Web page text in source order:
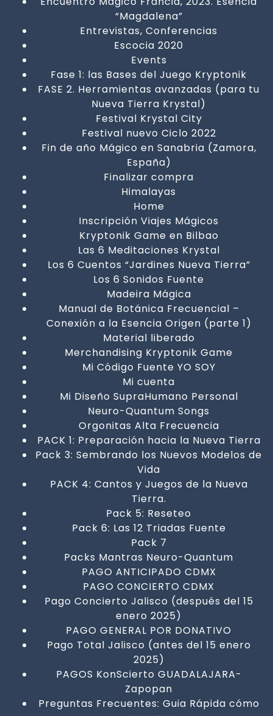
“Magdalena”
Entrevistas, Conferencias
Escocia 2020
Events
Fase 1: las Bases del Juego Kryptonik
FASE 2. Herramientas avanzadas (para tu
Nueva Tierra Krystal)
Festival Krystal City
Festival nuevo Ciclo 2022
Fin de año Mágico en Sanabria (Zamora,
España)
Finalizar compra
Himalayas
Home
Inscripción Viajes Mágicos
Kryptonik Game en Bilbao
Las 6 Meditaciones Krystal
Los 6 Cuentos “Jardines Nueva Tierra”
Los 6 Sonidos Fuente
Madeira Mágica
Manual de Botánica Frecuencial –
Conexión a la Esencia Origen (parte 1)
Material liberado
Merchandising Kryptonik Game
Mi Código Fuente YO SOY
Mi cuenta
Mi Diseño SupraHumano Personal
Neuro-Quantum Songs
Orgonitas Alta Frecuencia
PACK 1: Preparación hacia la Nueva Tierra
Pack 3: Sembrando los Nuevos Modelos de
Vida
PACK 4: Cantos y Juegos de la Nueva
Tierra.
Pack 5: Reseteo
Pack 6: Las 12 Triadas Fuente
Pack 7
Packs Mantras Neuro-Quantum
PAGO ANTICIPADO CDMX
PAGO CONCIERTO CDMX
Pago Concierto Jalisco (después del 15
enero 2025)
PAGO GENERAL POR DONATIVO
Pago Total Jalisco (antes del 15 enero
2025)
PAGOS KonScierto GUADALAJARA-
Zapopan
Preguntas Frecuentes: Guia Rápida cómo